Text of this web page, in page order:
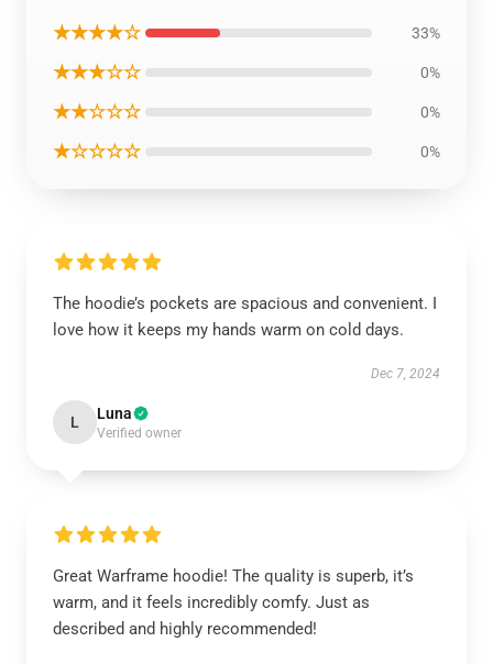
★★★★☆ 33%
★★★☆☆ 0%
★★☆☆☆ 0%
★☆☆☆☆ 0%
The hoodie’s pockets are spacious and convenient. I
love how it keeps my hands warm on cold days.
Dec 7, 2024
L Luna
Verified owner
Great Warframe hoodie! The quality is superb, it’s
warm, and it feels incredibly comfy. Just as
described and highly recommended!